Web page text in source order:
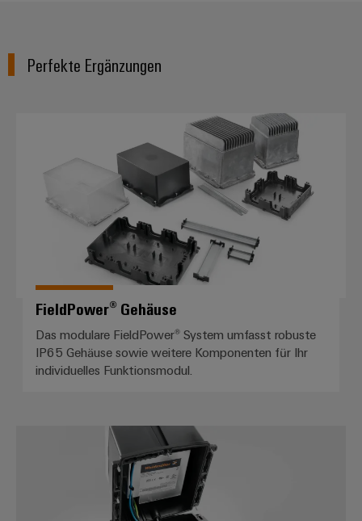
Perfekte Ergänzungen
FieldPower® Gehäuse
FieldPower® Gehäuse
Das modulare FieldPower® System umfasst robuste
IP65 Gehäuse sowie weitere Komponenten für Ihr
individuelles Funktionsmodul.
Verteilerboxen